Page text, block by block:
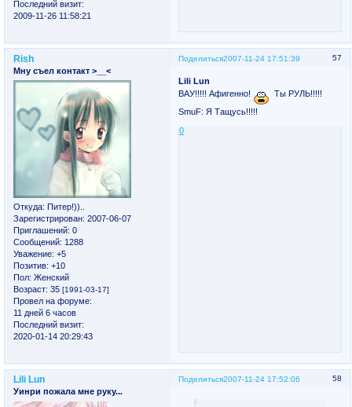
Последний визит:
2009-11-26 11:58:21
Поделиться 57
2007-11-24 17:51:39
Rish
Мну съел контакт >__<
Откуда: Питер!))..
Зарегистрирован: 2007-06-07
Приглашений: 0
Сообщений: 1288
Уважение: +5
Позитив: +10
Пол: Женский
Возраст: 35 [1991-03-17]
Провел на форуме:
11 дней 6 часов
Последний визит:
2020-01-14 20:29:43
Lili Lun
ВАУ!!!!! Афигенно!
Ты РУЛЬ!!!!!
SmuF: Я Тащусь!!!!!
0
Поделиться 58
2007-11-24 17:52:06
Lili Lun
Уинри пожала мне руку...